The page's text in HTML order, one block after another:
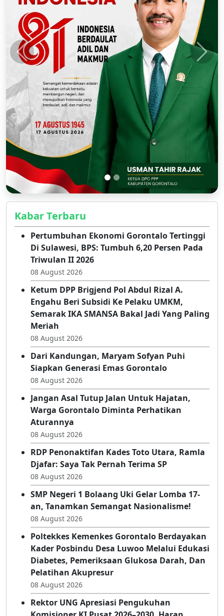
Kabar Terbaru
Pertumbuhan Ekonomi Gorontalo Tertinggi
Di Sulawesi, BPS: Tumbuh 6,20 Persen Pada
Triwulan II 2026
08 August 2026
Ketum DPP Brigjend Pol Abdul Rizal A.
Engahu Beri Subsidi Ke Pelaku UMKM,
Semarak IKA SMANSA Bakal Jadi Yang Paling
Meriah
08 August 2026
Dari Kandungan, Maryam Sofyan Puhi
Siapkan Generasi Emas Gorontalo
08 August 2026
Jangan Asal Tutup Jalan Untuk Hajatan,
Warga Gorontalo Diminta Perhatikan
Aturannya
08 August 2026
RDP Penonaktifan Kades Toto Utara, Ramla
Djafar: Saya Tak Pernah Terima SP
08 August 2026
SMP Negeri 1 Bolaang Uki Gelar Lomba 17-
an, Tanamkan Semangat Nasionalisme!
08 August 2026
Poltekkes Kemenkes Gorontalo Berdayakan
Kader Posbindu Desa Luwoo Melalui Edukasi
Diabetes, Pemeriksaan Glukosa Darah, Dan
Pelatihan Akupresur